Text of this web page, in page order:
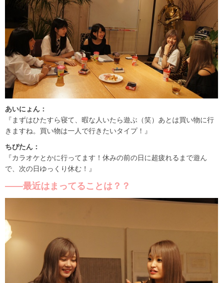
あいにょん：
『まずはひたすら寝て、暇な人いたら遊ぶ（笑）あとは買い物に行
きますね。買い物は一人で行きたいタイプ！』
ちぴたん：
『カラオケとかに行ってます！休みの前の日に超疲れるまで遊ん
で、次の日ゆっくり休む！』
――最近はまってることは？？